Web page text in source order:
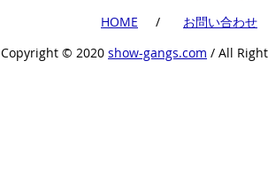
​HOME ​ /
​お問い合わせ
Copyright ©︎ 2020 show-gangs.com / All